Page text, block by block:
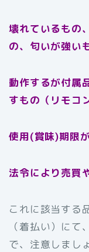
壊れているもの
の、匂いが強い
動作するが付属
すもの（リモコ
使用(賞味)期限
法令により売買
これに該当する
（着払い）に
で、注意しまし